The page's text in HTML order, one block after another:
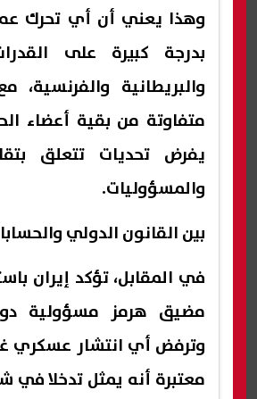
وهذا يعني أن أي تحرك
بدرجة كبيرة على
والبريطانية
متفاوتة من بقية أعضاء
يفرض تحديات تتعلق
والمسؤوليات.
بين القانون الدولي
في المقابل، تؤكد إيران
مضيق هرمز مسؤولية
وترفض أي انتشار عسكري
معتبرة أنه يمثل تدخلا في